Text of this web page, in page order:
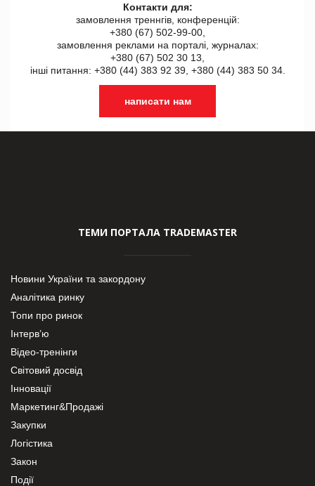
Контакти для:
замовлення треннгів, конференцій:
+380 (67) 502-99-00,
замовлення реклами на порталі, журналах:
+380 (67) 502 30 13,
інші питання: +380 (44) 383 92 39, +380 (44) 383 50 34.
написати нам
ТЕМИ ПОРТАЛА TRADEMASTER
Новини України та закордону
Аналітика ринку
Топи про ринок
Інтерв’ю
Відео-тренінги
Світовий досвід
Інновації
Маркетинг&Продажі
Закупки
Логістика
Закон
Події